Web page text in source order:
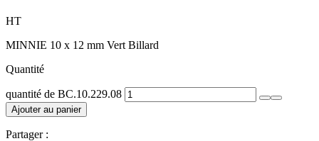
HT
MINNIE 10 x 12 mm Vert Billard
Quantité
quantité de BC.10.229.08
Ajouter au panier
Partager :